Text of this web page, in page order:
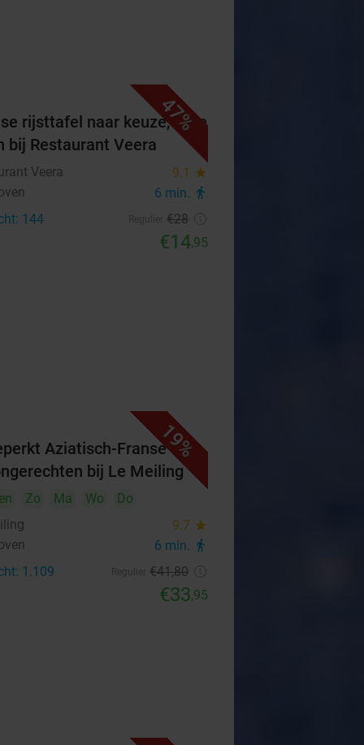
47%
rijsttafel naar keuze, af te
bij Restaurant Veera
Veera 9.1 star
6 min. directions_walk
144 €28
€14,95
19%
Aziatisch-Franse
bij Le Meiling
Zo Ma Wo
Do
9.7 star
6 min. directions_walk
1.109 €41,80
€33,95